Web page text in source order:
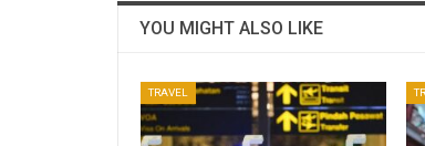
YOU MIGHT ALSO LIKE
TRAVEL